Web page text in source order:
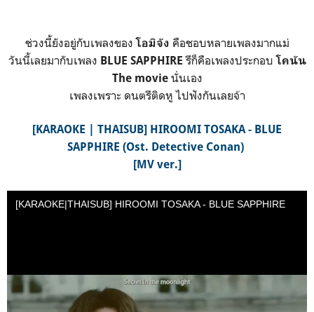
ช่วงนี้ยังอยู่กับเพลงของ โอมิจัง คือชอบหลายเพลงมากแม่
วันนี้เลยมากับเพลง BLUE SAPPHIRE รึก็คือเพลงประกอบโคนัน
The movieนั่นเอง
เพลงเพราะ ดนตรีติดหู ไปฟังกันเลยจ้า
[KARAOKE | THAISUB] HIROOMI TOSAKA - BLUE
SAPPHIRE (Ost. Detective Conan)
[MV ver.]